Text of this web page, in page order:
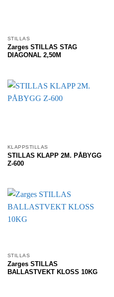
STILLAS
Zarges STILLAS STAG
DIAGONAL 2,50M
KLAPPSTILLAS
STILLAS KLAPP 2M. PÅBYGG
Z-600
STILLAS
Zarges STILLAS
BALLASTVEKT KLOSS 10KG